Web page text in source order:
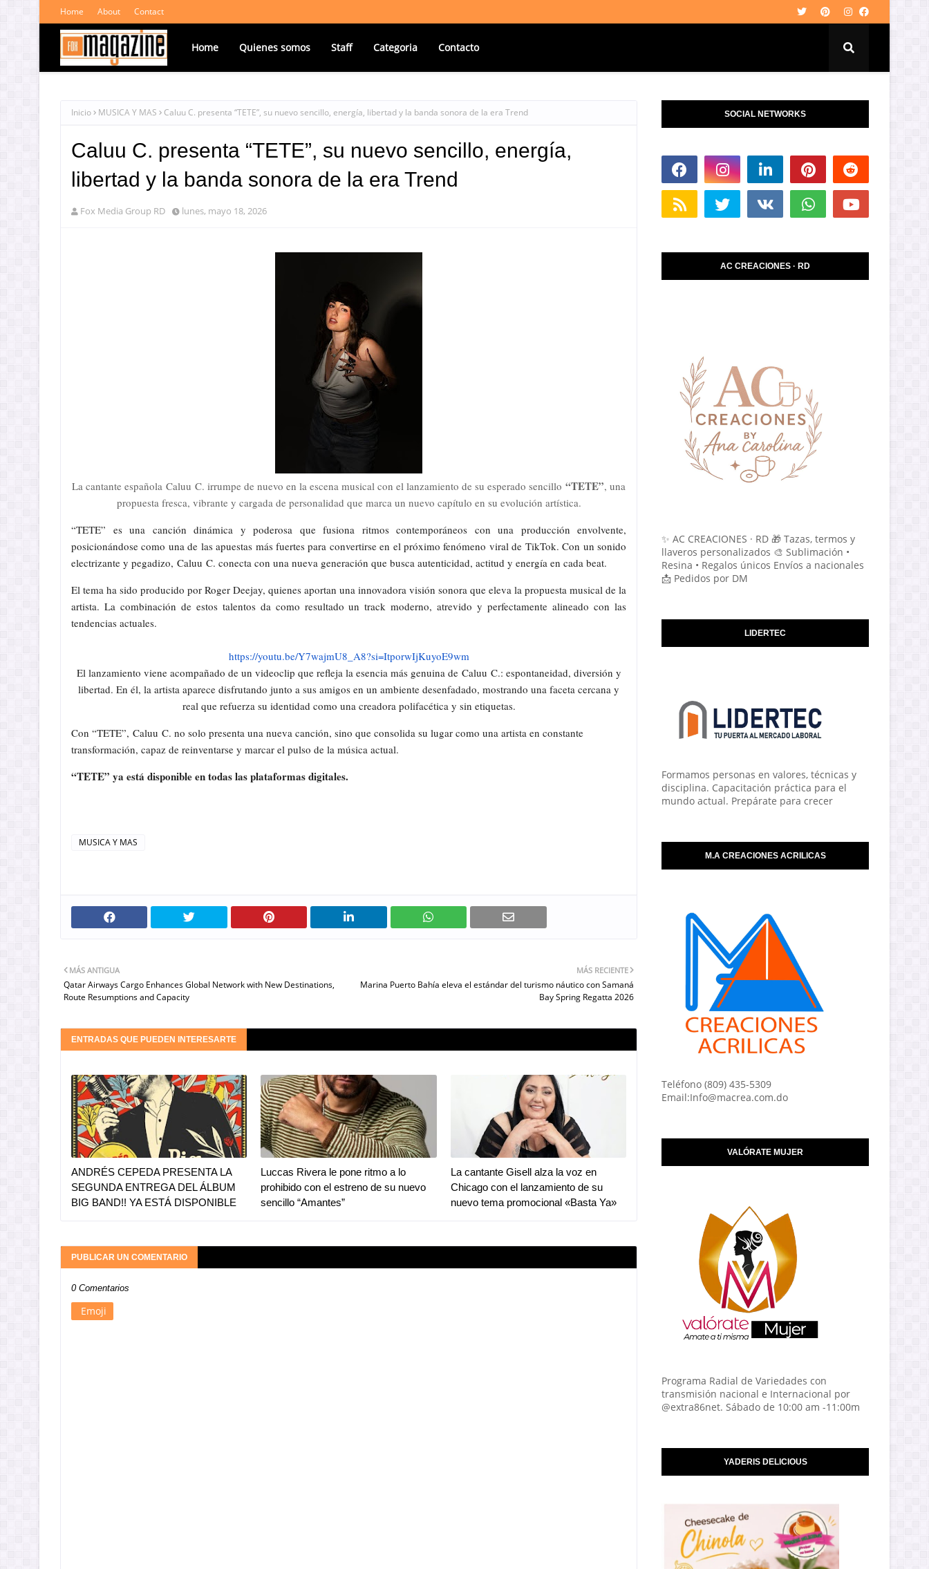
Home About Contact
Home Quienes somos Staff Categoria Contacto
Inicio MUSICA Y MAS Caluu C. presenta “TETE”, su nuevo sencillo, energía, libertad y la banda sonora de la era Trend
Caluu C. presenta “TETE”, su nuevo sencillo, energía,
libertad y la banda sonora de la era Trend
Fox Media Group RD lunes, mayo 18, 2026
La cantante española Caluu C. irrumpe de nuevo en la escena musical con el lanzamiento de su esperado sencillo “TETE”, una
propuesta fresca, vibrante y cargada de personalidad que marca un nuevo capítulo en su evolución artística.
“TETE” es una canción dinámica y poderosa que fusiona ritmos contemporáneos con una producción envolvente,
posicionándose como una de las apuestas más fuertes para convertirse en el próximo fenómeno viral de TikTok. Con un sonido
electrizante y pegadizo, Caluu C. conecta con una nueva generación que busca autenticidad, actitud y energía en cada beat.
El tema ha sido producido por Roger Deejay, quienes aportan una innovadora visión sonora que eleva la propuesta musical de la
artista. La combinación de estos talentos da como resultado un track moderno, atrevido y perfectamente alineado con las
tendencias actuales.
https://youtu.be/Y7wajmU8_A8?si=ItporwIjKuyoE9wm
El lanzamiento viene acompañado de un videoclip que refleja la esencia más genuina de Caluu C.: espontaneidad, diversión y
libertad. En él, la artista aparece disfrutando junto a sus amigos en un ambiente desenfadado, mostrando una faceta cercana y
real que refuerza su identidad como una creadora polifacética y sin etiquetas.
Con “TETE”, Caluu C. no solo presenta una nueva canción, sino que consolida su lugar como una artista en constante
transformación, capaz de reinventarse y marcar el pulso de la música actual.
“TETE” ya está disponible en todas las plataformas digitales.
MUSICA Y MAS
MÁS RECIENTE
Marina Puerto Bahía eleva el estándar del turismo náutico con Samaná
Bay Spring Regatta 2026
MÁS ANTIGUA
Qatar Airways Cargo Enhances Global Network with New Destinations,
Route Resumptions and Capacity
ENTRADAS QUE PUEDEN INTERESARTE
ANDRÉS CEPEDA PRESENTA LA
SEGUNDA ENTREGA DEL ÁLBUM
BIG BAND!! YA ESTÁ DISPONIBLE
Luccas Rivera le pone ritmo a lo
prohibido con el estreno de su nuevo
sencillo “Amantes”
La cantante Gisell alza la voz en
Chicago con el lanzamiento de su
nuevo tema promocional «Basta Ya»
PUBLICAR UN COMENTARIO
0 Comentarios
Emoji
SOCIAL NETWORKS
AC CREACIONES · RD
✨ AC CREACIONES · RD 🎁 Tazas, termos y
llaveros personalizados 🎨 Sublimación •
Resina • Regalos únicos Envíos a nacionales
📩 Pedidos por DM
LIDERTEC
Formamos personas en valores, técnicas y
disciplina. Capacitación práctica para el
mundo actual. Prepárate para crecer
M.A CREACIONES ACRILICAS
Teléfono (809) 435-5309
Email:Info@macrea.com.do
VALÓRATE MUJER
Programa Radial de Variedades con
transmisión nacional e Internacional por
@extra86net. Sábado de 10:00 am -11:00m
YADERIS DELICIOUS